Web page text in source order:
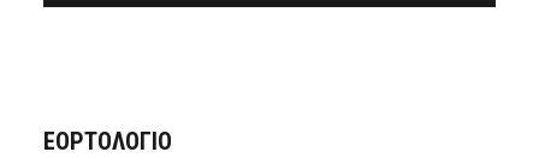
ΕΟΡΤΟΛΟΓΙΟ